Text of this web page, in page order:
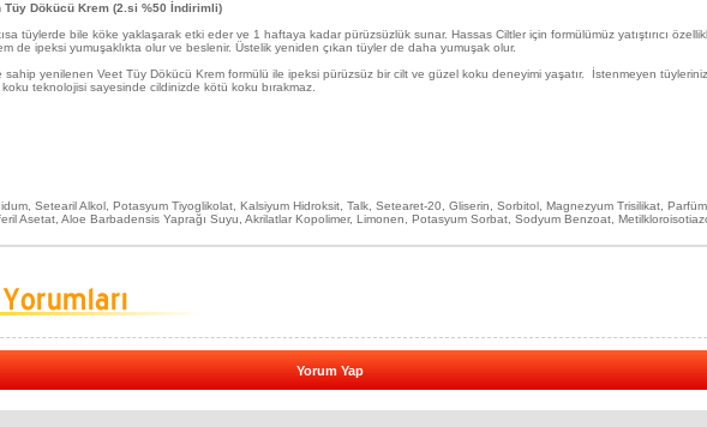
Dökücü Krem (2.si %50 İndirimli)
tüylerde bile köke yaklaşarak etki eder ve 1 haftaya kadar pürüzsüzlük sunar. Hassas Ciltler için formülümüz yatıştırıcı
de ipeksi yumuşaklıkta olur ve beslenir. Üstelik yeniden çıkan tüyler de daha yumuşak olur.
sahip yenilenen Veet Tüy Dökücü Krem formülü ile ipeksi pürüzsüz bir cilt ve güzel koku deneyimi yaşatır. İstenmeyen
teknolojisi sayesinde cildinizde kötü koku bırakmaz.
Setearil Alkol, Potasyum Tiyoglikolat, Kalsiyum Hidroksit, Talk, Setearet-20, Gliserin, Sorbitol, Magnezyum Trisilikat,
Asetat, Aloe Barbadensis Yaprağı Suyu, Akrilatlar Kopolimer, Limonen, Potasyum Sorbat, Sodyum Benzoat,
Yorum Yap